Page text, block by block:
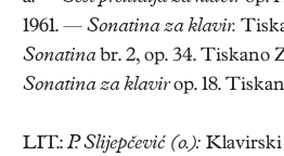
1961. — Sonatina za klavir.
Sonatinabr. 2, op. 34. Tiskano
Sonatina za klavirop. 18.
LIT.: P. Slijepčević (o.): Klavirski